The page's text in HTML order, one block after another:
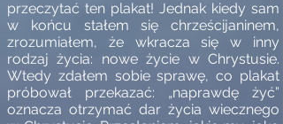
przeczytać ten plakat! Jednak kiedy sam
w końcu stałem się chrześcijaninem,
zrozumiałem, że wkracza się w inny
rodzaj życia: nowe życie w Chrystusie.
Wtedy zdałem sobie sprawę, co plakat
próbował przekazać: „naprawdę żyć”
oznacza otrzymać dar życia wiecznego